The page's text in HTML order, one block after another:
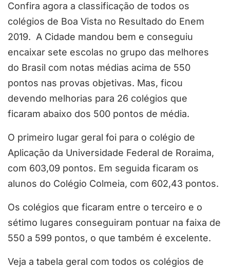
Confira agora a classificação de todos os
colégios de Boa Vista no Resultado do Enem
2019. A Cidade mandou bem e conseguiu
encaixar sete escolas no grupo das melhores
do Brasil com notas médias acima de 550
pontos nas provas objetivas. Mas, ficou
devendo melhorias para 26 colégios que
ficaram abaixo dos 500 pontos de média.
O primeiro lugar geral foi para o colégio de
Aplicação da Universidade Federal de Roraima,
com 603,09 pontos. Em seguida ficaram os
alunos do Colégio Colmeia, com 602,43 pontos.
Os colégios que ficaram entre o terceiro e o
sétimo lugares conseguiram pontuar na faixa de
550 a 599 pontos, o que também é excelente.
Veja a tabela geral com todos os colégios de